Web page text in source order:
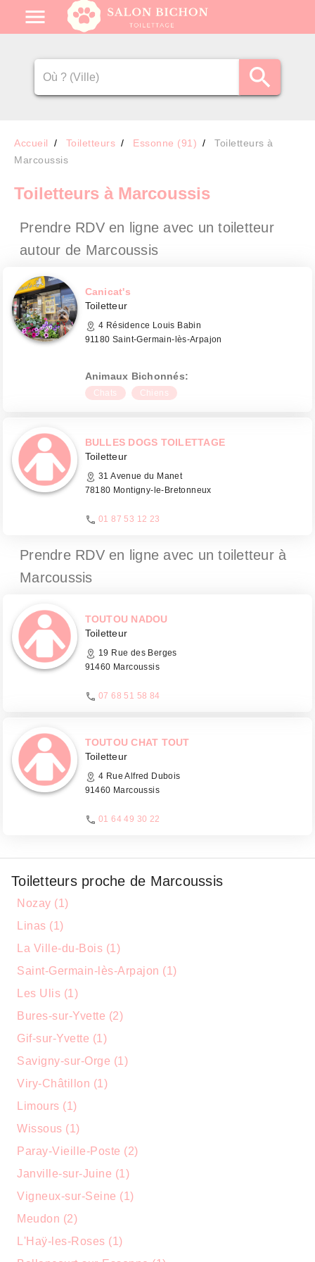
Accueil Toiletteurs Essonne (91)
Toiletteurs à
Marcoussis
Toiletteurs à Marcoussis
Prendre RDV en ligne avec un toiletteur
autour de Marcoussis
Canicat's
Toiletteur
4 Résidence Louis Babin
91180 Saint-Germain-lès-Arpajon
Animaux Bichonnés:
Chats Chiens
BULLES DOGS TOILETTAGE
Toiletteur
31 Avenue du Manet
78180 Montigny-le-Bretonneux
01 87 53 12 23
Prendre RDV en ligne avec un toiletteur à
Marcoussis
TOUTOU NADOU
Toiletteur
19 Rue des Berges
91460 Marcoussis
07 68 51 58 84
TOUTOU CHAT TOUT
Toiletteur
4 Rue Alfred Dubois
91460 Marcoussis
01 64 49 30 22
Toiletteurs proche de Marcoussis
Nozay (1)
Linas (1)
La Ville-du-Bois (1)
Saint-Germain-lès-Arpajon (1)
Les Ulis (1)
Bures-sur-Yvette (2)
Gif-sur-Yvette (1)
Savigny-sur-Orge (1)
Viry-Châtillon (1)
Limours (1)
Wissous (1)
Paray-Vieille-Poste (2)
Janville-sur-Juine (1)
Vigneux-sur-Seine (1)
Meudon (2)
L'Haÿ-les-Roses (1)